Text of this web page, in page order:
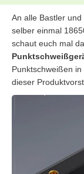
An alle Bastler
selber einmal
schaut euch mal
Punktschweißen
dieser